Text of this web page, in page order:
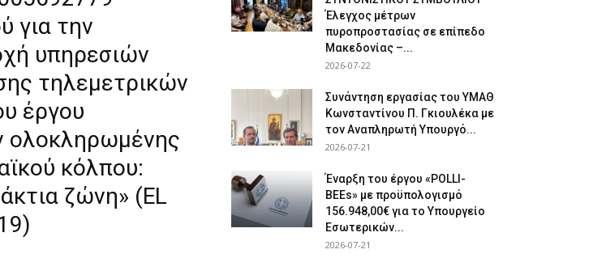
για την
υπηρεσιών
τηλεμετρικών
έργου
ολοκληρωμένης
κόλπου:
ζώνη» (EL
Έλεγχος μέτρων
πυροπροστασίας σε επίπεδο
Μακεδονίας –...
2026-07-22
Συνάντηση εργασίας του ΥΜΑΘ
Κωνσταντίνου Π. Γκιουλέκα με
τον Αναπληρωτή Υπουργό...
2026-07-21
Έναρξη του έργου «POLLI-
BEEs» με προϋπολογισμό
156.948,00€ για το Υπουργείο
Εσωτερικών...
2026-07-21